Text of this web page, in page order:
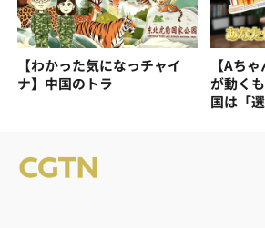
【わかった気になっチャイ
ナ】中国のトラ
【Aち
が動く
国は「